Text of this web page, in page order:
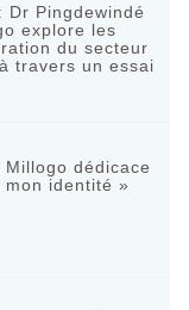
Pingdewindé
explore les
du secteur
travers un essai
dédicace
identité »